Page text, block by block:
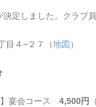
定しました。クラブ
目４−２７（地図 ）
】宴会コース 4,500円